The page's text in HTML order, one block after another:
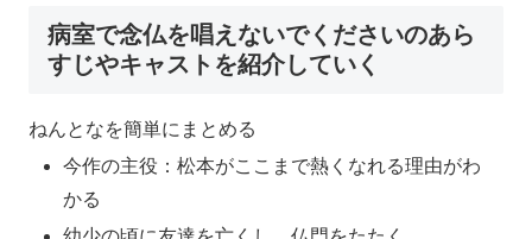
病室で念仏を唱えないでくださいのあら
すじやキャストを紹介していく
ねんとなを簡単にまとめる
今作の主役：松本がここまで熱くなれる理由がわ
かる